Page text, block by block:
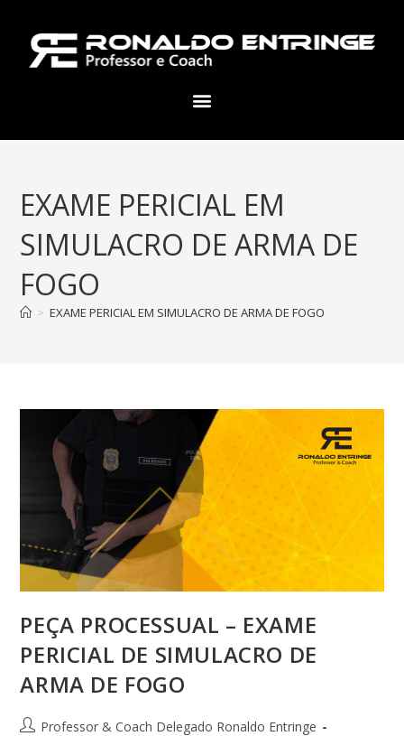
EXAME PERICIAL EM
SIMULACRO DE ARMA DE
FOGO
> EXAME PERICIAL EM SIMULACRO DE ARMA DE FOGO
PEÇA PROCESSUAL – EXAME
PERICIAL DE SIMULACRO DE
ARMA DE FOGO
Professor & Coach Delegado Ronaldo Entringe